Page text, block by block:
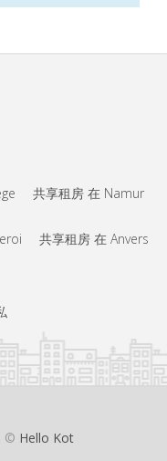
共享租房 在 Namur
共享租房 在 Anvers
© Hello Kot